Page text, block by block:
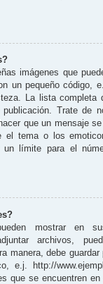
imágenes que
un pequeño código,
La lista completa
Trate de
que un mensaje
el tema o los
un límite para el
mostrar en
archivos,
manera, debe
e.j. http://
que se encuentren